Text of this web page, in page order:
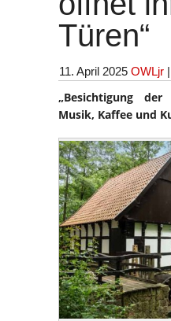
Türen“
11. April 2025 OWLjr |
„Besichtigung
Musik, Kaffee und